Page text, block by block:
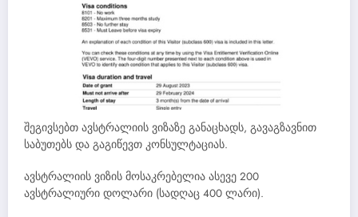
შეგივსებთ ავსტრალიის ვიზაზე განაცხადს, გავაგზავნით
საბუთებს და გაგიწევთ კონსულტაციას.
ავსტრალიის ვიზის მოსაკრებელია ასევე 200
ავსტრალიური დოლარი (სადღაც 400 ლარი).